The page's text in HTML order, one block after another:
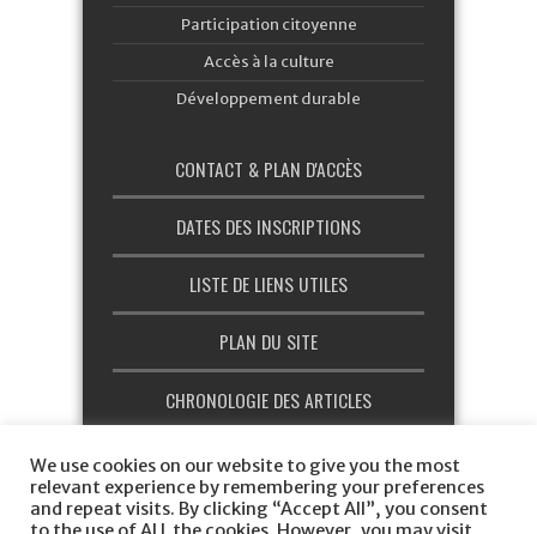
Participation citoyenne
Accès à la culture
Développement durable
CONTACT & PLAN D'ACCÈS
DATES DES INSCRIPTIONS
LISTE DE LIENS UTILES
PLAN DU SITE
CHRONOLOGIE DES ARTICLES
CHARTE GRAPHIQUE
We use cookies on our website to give you the most
relevant experience by remembering your preferences
and repeat visits. By clicking “Accept All”, you consent